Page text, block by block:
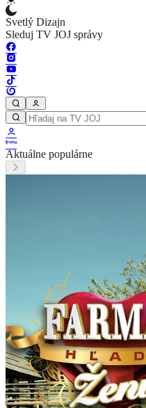
Svetlý Dizajn
Sleduj TV JOJ správy
Aktuálne populárne